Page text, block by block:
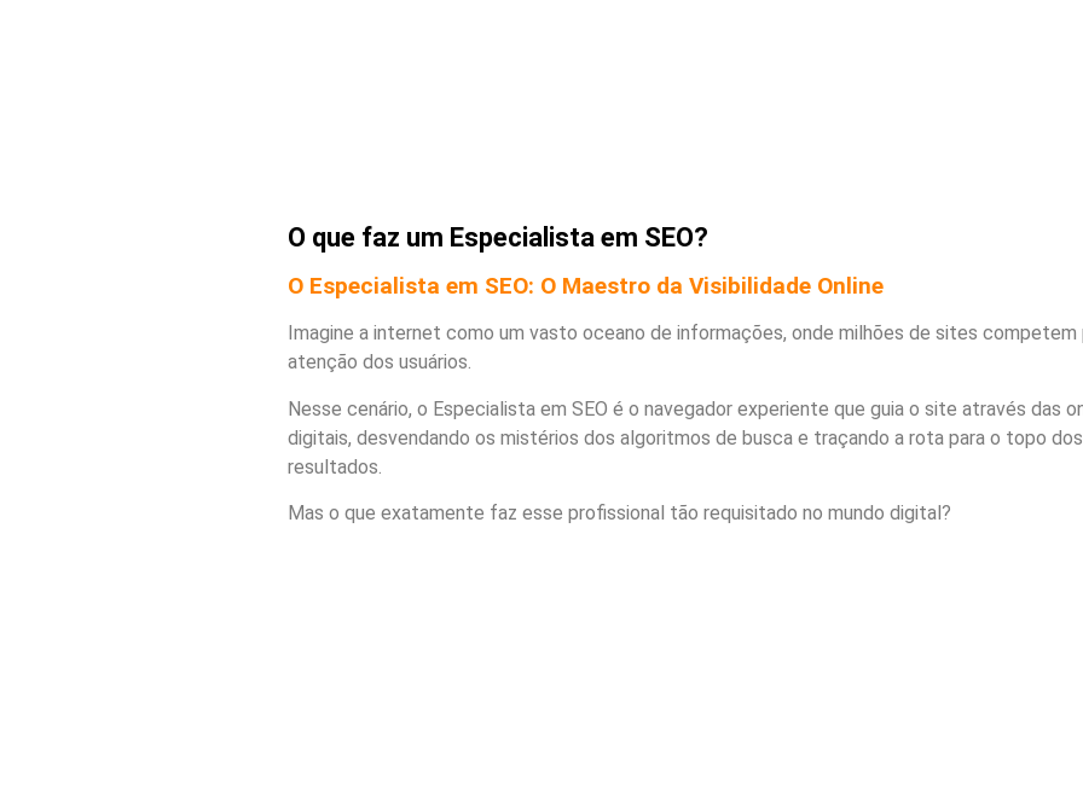
O que faz um Especialista em SEO?
O Especialista em SEO: O Maestro da Visibilidade Online
Imagine a internet como um vasto oceano de informações, onde milhões de sites competem
atenção dos usuários.
Nesse cenário, o Especialista em SEO é o navegador experiente que guia o site através das
digitais, desvendando os mistérios dos algoritmos de busca e traçando a rota para o topo dos
resultados.
Mas o que exatamente faz esse profissional tão requisitado no mundo digital?